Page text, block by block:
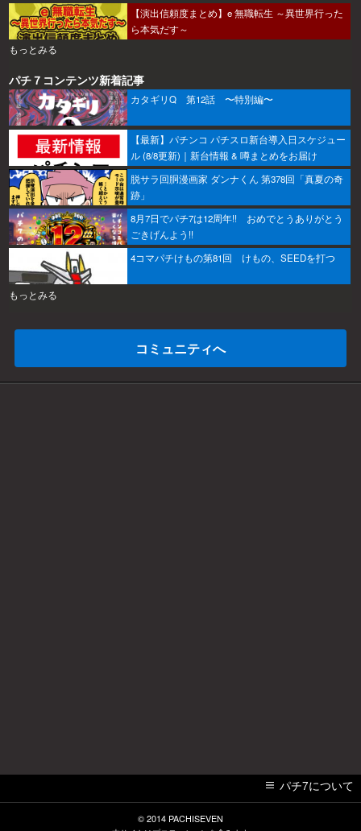
【演出信頼度まとめ】e 無職転生 ～異世界行った
ら本気だす～
もっとみる
パチ７コンテンツ新着記事
カタギリQ 第12話 〜特別編〜
【最新】パチンコ パチスロ新台導入日スケジュー
ル (8/8更新)｜新台情報 & 噂まとめをお届け
脱サラ回胴漫画家 ダンナくん 第378回「真夏の奇
跡」
8月7日でパチ7は12周年!! おめでとうありがとう
ごきげんよう!!
4コマパチけもの第81回 けもの、SEEDを打つ
もっとみる
コミュニティへ
パチ7について
© 2014 PACHISEVEN